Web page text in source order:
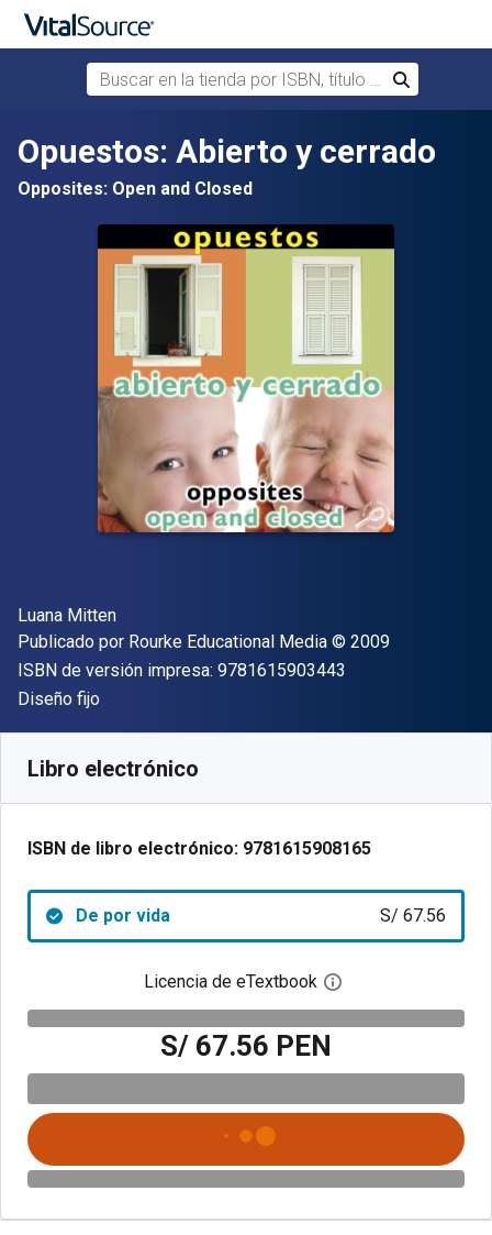
Saltar al contenido principal
Buscar en la tienda por ISBN, título o autor
Buscar
Opuestos: Abierto y cerrado
Opposites: Open and Closed
Autor(es)
Luana Mitten
Editor
Publicado por Rourke Educational Media Copyright
© 2009
ISBN de versión impresa: 9781615903443
Formato
Diseño fijo
Libro electrónico
ISBN de libro electrónico: 9781615908165
De por vida S/ 67.56
Licencia de eTextbook Abre el cuadro de
S/ 67.56 PEN